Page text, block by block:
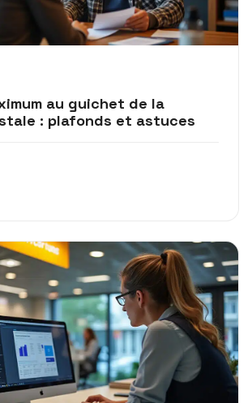
au guichet de la
: plafonds et astuces